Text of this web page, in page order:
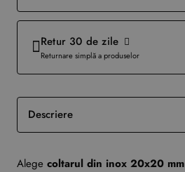
Descriere
Alege coltarul din inox 20x20
Retur 30 de zile
Returnare simplă a produselor